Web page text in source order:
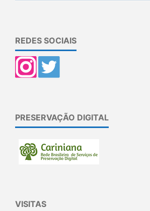
REDES SOCIAIS
PRESERVAÇÃO DIGITAL
VISITAS